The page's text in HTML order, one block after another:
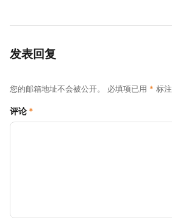
发表回复
您的邮箱地址不会被公开。 必填项已用 * 标注
评论 *